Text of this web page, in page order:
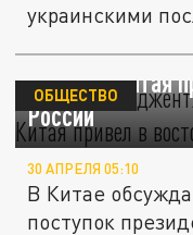
украинскими
Путин и его
жителей Китая
России
ОБЩЕСТВО
30 АПРЕЛЯ 05:10
В Китае
поступок